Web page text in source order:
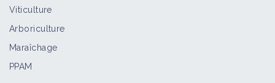
Viticulture
Arboriculture
Maraîchage
PPAM